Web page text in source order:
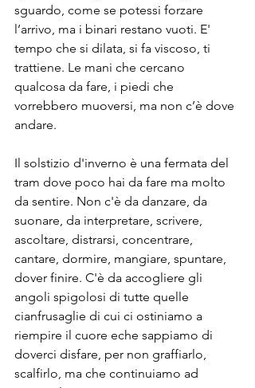
sguardo, come se potessi forzare
l’arrivo, ma i binari restano vuoti. E'
tempo che si dilata, si fa viscoso, ti
trattiene. Le mani che cercano
qualcosa da fare, i piedi che
vorrebbero muoversi, ma non c’è dove
andare.
Il solstizio d'inverno è una fermata del
tram dove poco hai da fare ma molto
da sentire. Non c'è da danzare, da
suonare, da interpretare, scrivere,
ascoltare, distrarsi, concentrare,
cantare, dormire, mangiare, spuntare,
dover finire. C'è da accogliere gli
angoli spigolosi di tutte quelle
cianfrusaglie di cui ci ostiniamo a
riempire il cuore eche sappiamo di
doverci disfare, per non graffiarlo,
scalfirlo, ma che continuiamo ad